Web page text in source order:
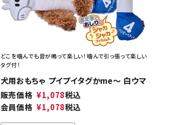
どこを噛んでも音が鳴って楽しい！噛んで引っ張って楽しい
タグ付！
犬用おもちゃ プイプイタグかme～ 白ウマ
販売価格 ¥1,078税込
会員価格 ¥1,078税込